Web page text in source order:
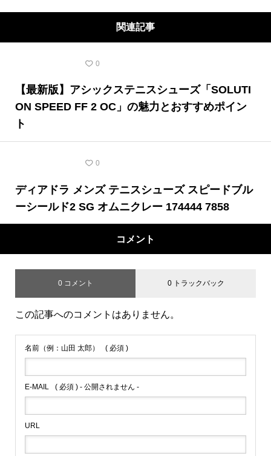
関連記事
0
【最新版】アシックステニスシューズ「SOLUTI
ON SPEED FF 2 OC」の魅力とおすすめポイン
ト
0
ディアドラ メンズ テニスシューズ スピードブル
ーシールド2 SG オムニクレー 174444 7858
コメント
0 コメント 0 トラックバック
この記事へのコメントはありません。
名前（例：山田 太郎） ( 必須 )
E-MAIL ( 必須 ) - 公開されません -
URL